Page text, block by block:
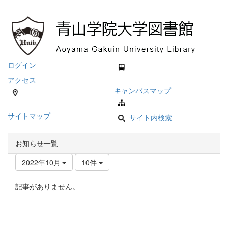
ログイン
アクセス
キャンパスマップ
サイトマップ サイト内検索
お知らせ一覧
2022年10月
10件
記事がありません。